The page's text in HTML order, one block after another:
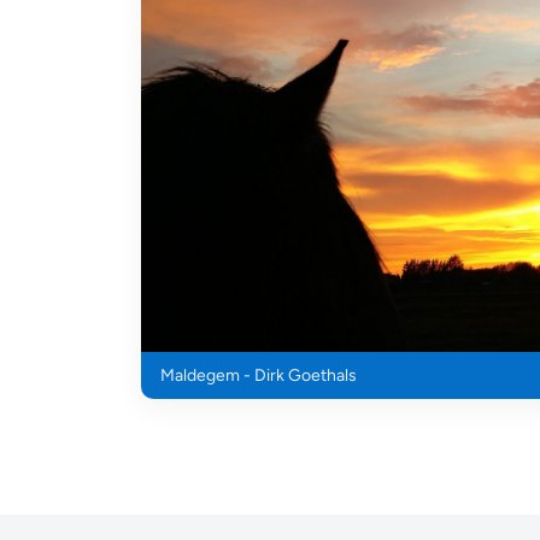
Maldegem - Dirk Goethals